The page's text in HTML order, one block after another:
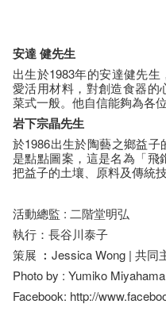
安達健先生
出生於1983年的安達健先
愛活用材料，對創造食器的
菜式一般。他自信能夠為各
岩下宗晶先生
於1986出生於陶藝之鄉益
是點點圖案，這是名為「
把益子的土壤、原料及傳統
活動總監 : ​二階堂明弘
​執行：​​長谷川泰子 ​
策展 ︰​​​Jessica Wong | 共同
Photo by : Yumiko
Facebook: http://